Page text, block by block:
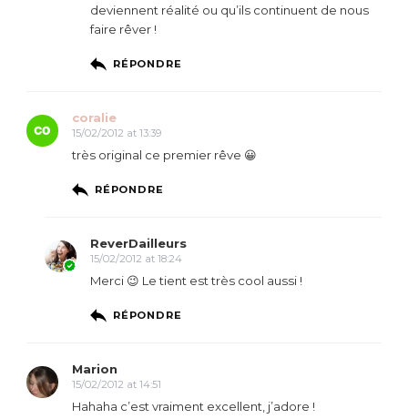
deviennent réalité ou qu’ils continuent de nous
faire rêver !
RÉPONDRE
coralie
15/02/2012 at 13:39
très original ce premier rêve 😀
RÉPONDRE
ReverDailleurs
15/02/2012 at 18:24
Merci 😉 Le tient est très cool aussi !
RÉPONDRE
Marion
15/02/2012 at 14:51
Hahaha c’est vraiment excellent, j’adore !